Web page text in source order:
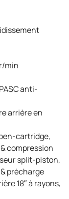
min
anti-
arrière en
cartridge,
compression
split-piston,
précharge
18″ à rayons,